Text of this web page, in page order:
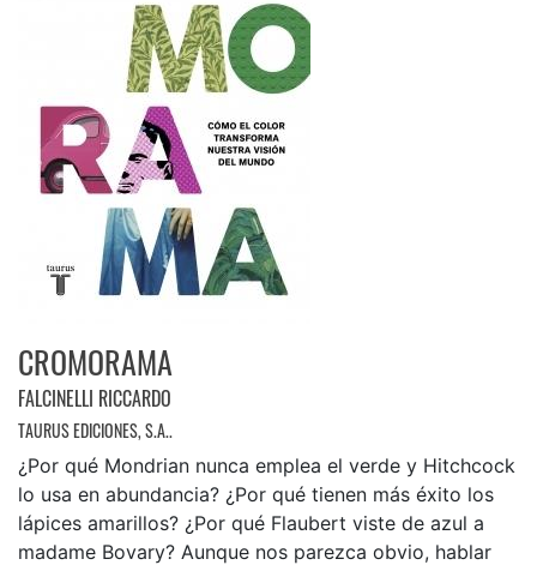
CROMORAMA
FALCINELLI RICCARDO
TAURUS EDICIONES, S.A..
¿Por qué Mondrian nunca emplea el verde y Hitchcock
lo usa en abundancia? ¿Por qué tienen más éxito los
lápices amarillos? ¿Por qué Flaubert viste de azul a
madame Bovary? Aunque nos parezca obvio, hablar